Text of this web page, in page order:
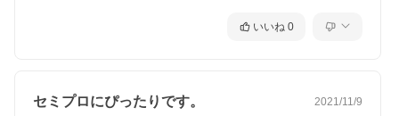
いいね 0
セミプロにぴったりです。 2021/11/9